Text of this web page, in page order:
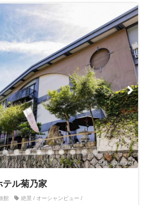
出典：jalan.net
ル菊乃家
館 絶景 / オーシャンビュー /